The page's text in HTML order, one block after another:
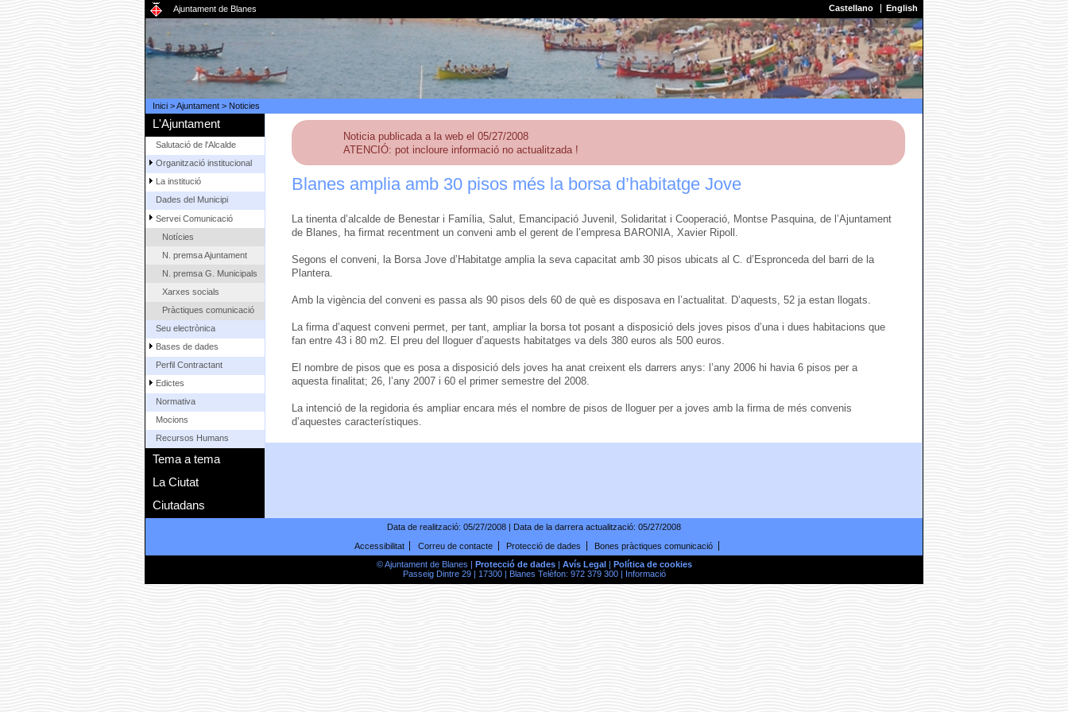
Ajuntament de Blanes Castellano English
Inici>Ajuntament> Noticies
L'Ajuntament
Salutació de l'Alcalde
Organització institucional
La institució
Dades del Municipi
Servei Comunicació
Notícies
N. premsa Ajuntament
N. premsa G. Municipals
Xarxes socials
Pràctiques comunicació
Seu electrònica
Bases de dades
Perfil Contractant
Edictes
Normativa
Mocions
Recursos Humans
Tema a tema
La Ciutat
Ciutadans
Noticia publicada a la web el 05/27/2008
ATENCIÓ: pot incloure informació no actualitzada !
Blanes amplia amb 30 pisos més la borsa d’habitatge Jove
La tinenta d’alcalde de Benestar i Família, Salut, Emancipació Juvenil, Solidaritat i Cooperació, Montse Pasquina, de l’Ajuntament
de Blanes, ha firmat recentment un conveni amb el gerent de l’empresa BARONIA, Xavier Ripoll.
Segons el conveni, la Borsa Jove d’Habitatge amplia la seva capacitat amb 30 pisos ubicats al C. d’Espronceda del barri de la
Plantera.
Amb la vigència del conveni es passa als 90 pisos dels 60 de què es disposava en l’actualitat. D’aquests, 52 ja estan llogats.
La firma d’aquest conveni permet, per tant, ampliar la borsa tot posant a disposició dels joves pisos d’una i dues habitacions que
fan entre 43 i 80 m2. El preu del lloguer d’aquests habitatges va dels 380 euros als 500 euros.
El nombre de pisos que es posa a disposició dels joves ha anat creixent els darrers anys: l’any 2006 hi havia 6 pisos per a
aquesta finalitat; 26, l’any 2007 i 60 el primer semestre del 2008.
La intenció de la regidoria és ampliar encara més el nombre de pisos de lloguer per a joves amb la firma de més convenis
d’aquestes característiques.
Data de realització: 05/27/2008 | Data de la darrera actualització: 05/27/2008
Accessibilitat
Correu de contacte Protecció de dades
Bones pràctiques comunicació
© Ajuntament de Blanes |
Protecció de dades| Avís Legal
Política de cookies
Passeig Dintre 29 | 17300 | Blanes Telèfon: 972 379 300 |
Informació